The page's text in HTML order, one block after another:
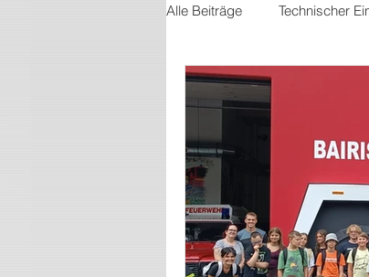
Alle Beiträge Technischer